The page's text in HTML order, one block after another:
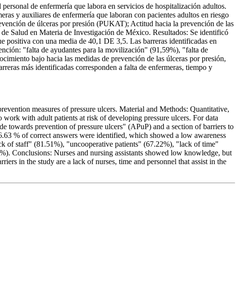
de enfermería que labora en servicios de hospitalización adultos.
y auxiliares de enfermería que laboran con pacientes adultos en riesgo
de úlceras por presión (PUKAT); Actitud hacia la prevención de las
Salud en Materia de Investigación de México. Resultados: Se identificó
positiva con una media de 40,1 DE 3,5. Las barreras identificadas en
"falta de ayudantes para la movilización" (91,59%), "falta de
bajo hacia las medidas de prevención de las úlceras por presión,
más identificadas corresponden a falta de enfermeras, tiempo y
measures of pressure ulcers. Material and Methods: Quantitative,
with adult patients at risk of developing pressure ulcers. For data
prevention of pressure ulcers" (APuP) and a section of barriers to
% of correct answers were identified, which showed a low awareness
of staff" (81.51%), "uncooperative patients" (67.22%), "lack of time"
Conclusions: Nurses and nursing assistants showed low knowledge, but
in the study are a lack of nurses, time and personnel that assist in the